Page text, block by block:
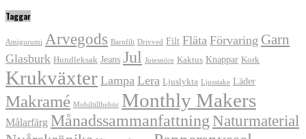
Taggar
Amigurumi Arvegods Barnfilt Drivved Filt Fläta Förvaring Garn
Glasburk Hundleksak Jeans Jul Jutesnöre Kaktus Knappar Kork
Krukväxter Lampa Lera Ljuslykta Ljusstake Läder
Makramé Mobiltillbehör Monthly Makers
Målarfärg Månadssammanfattning Naturmaterial